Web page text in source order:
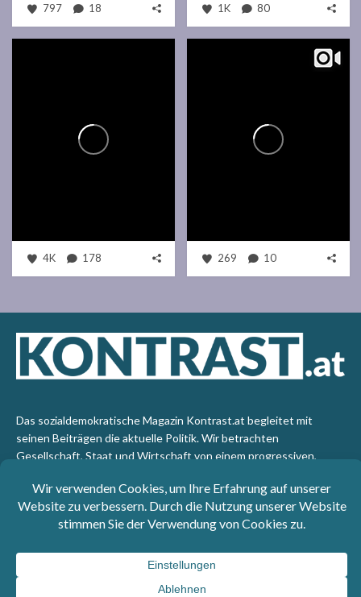
797 18 1K 80
4K 178 269 10
Das sozialdemokratische Magazin Kontrast.at begleitet mit
seinen Beiträgen die aktuelle Politik. Wir betrachten
Gesellschaft, Staat und Wirtschaft von einem progressiven,
sozialen Gerechtigkeit auf die Welt.
Impressum: SPÖ-Klub - 1017 Wien - Telefon: +43 1 40110-